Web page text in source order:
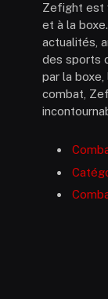
Zefight est
et à la
actualités,
des sports
par la
combat,